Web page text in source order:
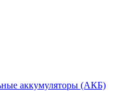
аккумуляторы (АКБ)